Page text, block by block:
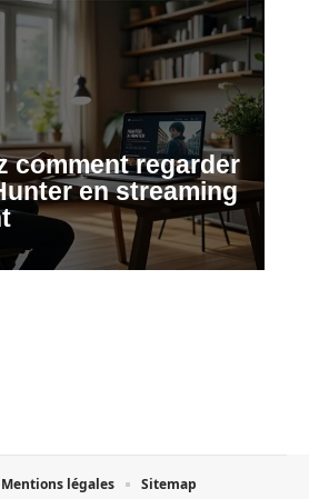
comment regarder
en streaming
Mentions légales Sitemap